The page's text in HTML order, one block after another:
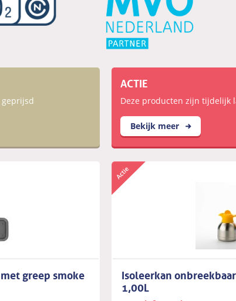
greep smoke
ACTIE
Deze producten zijn tijdelijk
Bekijk meer
Isoleerkan
1,00L